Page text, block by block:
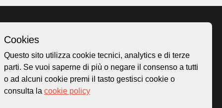
Homepage
Mappa
Storie
Cookies
Questo sito utilizza cookie tecnici, analytics e di terze
parti. Se vuoi saperne di più o negare il consenso a tutti
o ad alcuni cookie premi il tasto gestisci cookie o
consulta la cookie policy